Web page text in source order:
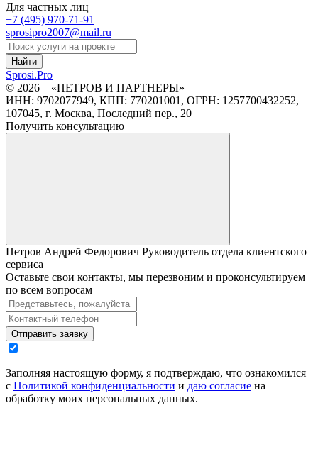
Для частных лиц
+7 (495) 970-71-91
sprosipro2007@mail.ru
Найти
Sprosi.Pro
© 2026 – «ПЕТРОВ И ПАРТНЕРЫ»
ИНН: 9702077949, КПП: 770201001, ОГРН: 1257700432252,
107045, г. Москва, Последний пер., 20
Получить консультацию
Петров Андрей Федорович Руководитель отдела клиентского
сервиса
Оставьте свои контакты, мы перезвоним и проконсультируем
по всем вопросам
Отправить заявку
Заполняя настоящую форму, я подтверждаю, что ознакомился
с Политикой конфиденциальности и даю согласие на
обработку моих персональных данных.